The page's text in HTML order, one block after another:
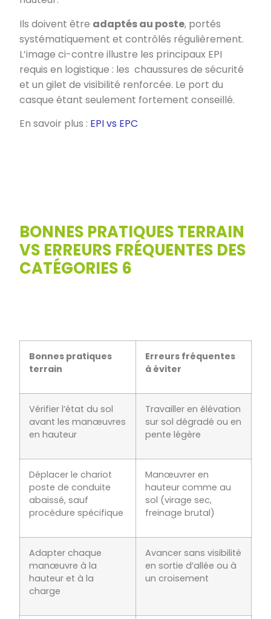
Ils doivent être adaptés au poste, portés
systématiquement et contrôlés régulièrement.
L’image ci-contre illustre les principaux EPI
requis en logistique : les chaussures de sécurité
et un gilet de visibilité renforcée. Le port du
casque étant seulement fortement conseillé.
En savoir plus : EPI vs EPC
BONNES PRATIQUES TERRAIN
VS ERREURS FRÉQUENTES DES
CATÉGORIES 6
Bonnes pratiques
terrain
Erreurs fréquentes
à éviter
Vérifier l’état du sol
avant les manœuvres
en hauteur
Travailler en élévation
sur sol dégradé ou en
pente légère
Déplacer le chariot
poste de conduite
abaissé, sauf
procédure spécifique
Manœuvrer en
hauteur comme au
sol (virage sec,
freinage brutal)
Adapter chaque
manœuvre à la
hauteur et à la
charge
Avancer sans visibilité
en sortie d’allée ou à
un croisement